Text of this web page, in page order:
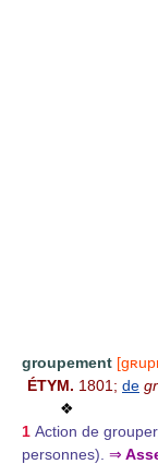
groupement
ÉTYM. 1801; de
❖
1 Action de
personnes). ⇒